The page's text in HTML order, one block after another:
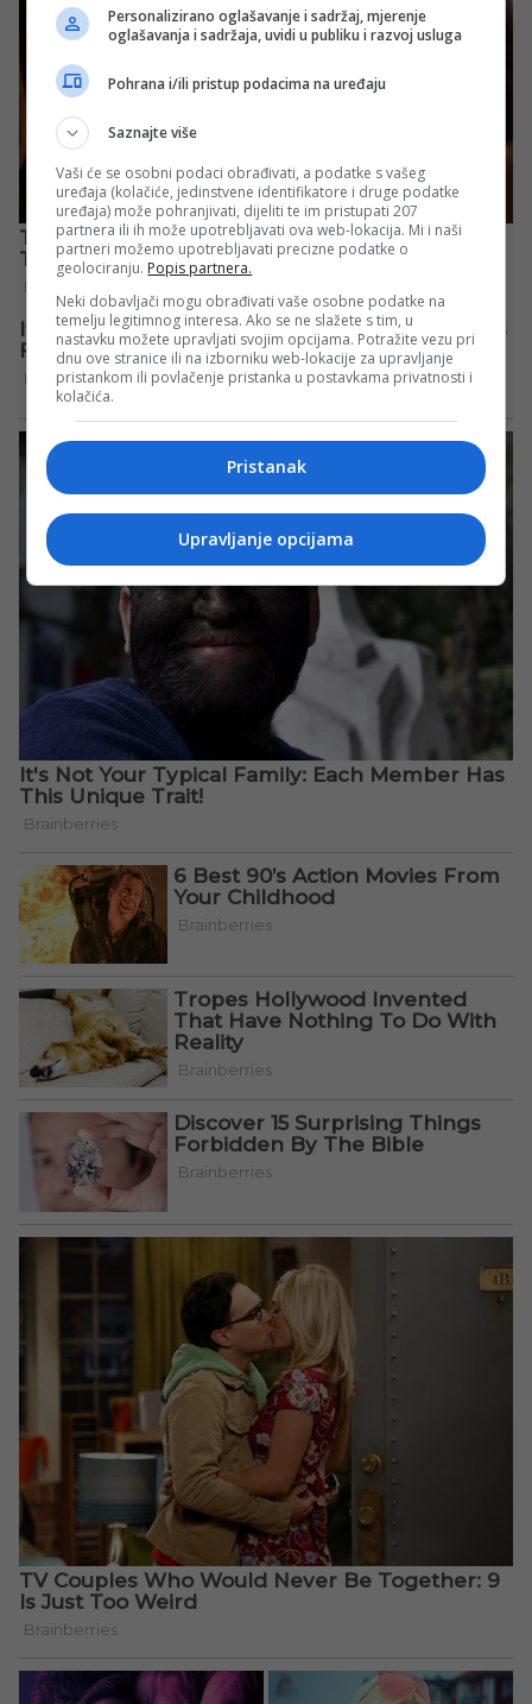
Personalizirano oglašavanje i sadržaj, mjerenje
oglašavanja i sadržaja, uvidi u publiku i razvoj usluga
Pohrana i/ili pristup podacima na uređaju
Saznajte više
Vaši će se osobni podaci obrađivati, a podatke s vašeg
uređaja (kolačiće, jedinstvene identifikatore i druge podatke
uređaja) može pohranjivati, dijeliti te im pristupati 207
partnera ili ih može upotrebljavati ova web-lokacija. Mi i naši
partneri možemo upotrebljavati precizne podatke o
geolociranju. Popis partnera.
Neki dobavljači mogu obrađivati vaše osobne podatke na
temelju legitimnog interesa. Ako se ne slažete s tim, u
nastavku možete upravljati svojim opcijama. Potražite vezu pri
dnu ove stranice ili na izborniku web-lokacije za upravljanje
pristankom ili povlačenje pristanka u postavkama privatnosti i
kolačića.
Pristanak
Upravljanje opcijama